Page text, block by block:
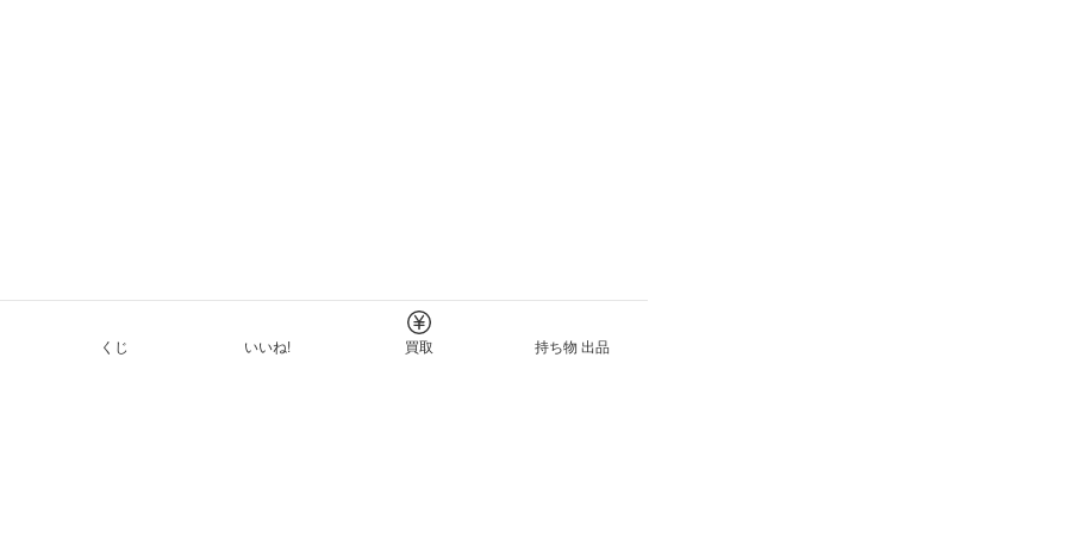
くじ いいね! 買取 持ち物 出品